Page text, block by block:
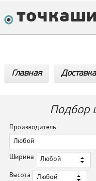
Главная
Подбор
Производитель
Любой
Ширина Любой
Высота Любой